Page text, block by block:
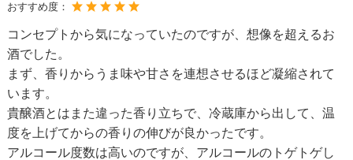
おすすめ度：
コンセプトから気になっていたのですが、想像を超えるお
酒でした。
まず、香りからうま味や甘さを連想させるほど凝縮されて
います。
貴醸酒とはまた違った香り立ちで、冷蔵庫から出して、温
度を上げてからの香りの伸びが良かったです。
アルコール度数は高いのですが、アルコールのトゲトゲし